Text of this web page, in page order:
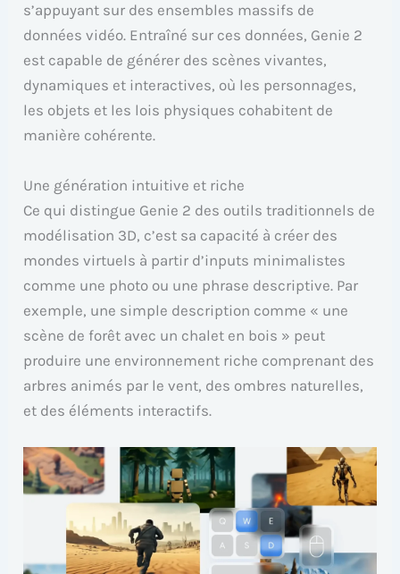
s’appuyant sur des ensembles massifs de
données vidéo. Entraîné sur ces données, Genie 2
est capable de générer des scènes vivantes,
dynamiques et interactives, où les personnages,
les objets et les lois physiques cohabitent de
manière cohérente.
Une génération intuitive et riche
Ce qui distingue Genie 2 des outils traditionnels de
modélisation 3D, c’est sa capacité à créer des
mondes virtuels à partir d’inputs minimalistes
comme une photo ou une phrase descriptive. Par
exemple, une simple description comme « une
scène de forêt avec un chalet en bois » peut
produire une environnement riche comprenant des
arbres animés par le vent, des ombres naturelles,
et des éléments interactifs.